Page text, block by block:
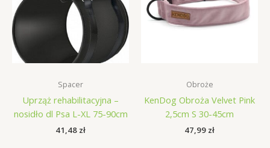
Spacer
Uprząż rehabilitacyjna –
nosidło dl Psa L-XL 75-90cm
41,48 zł
Obroże
KenDog Obroża Velvet Pink
2,5cm S 30-45cm
47,99 zł